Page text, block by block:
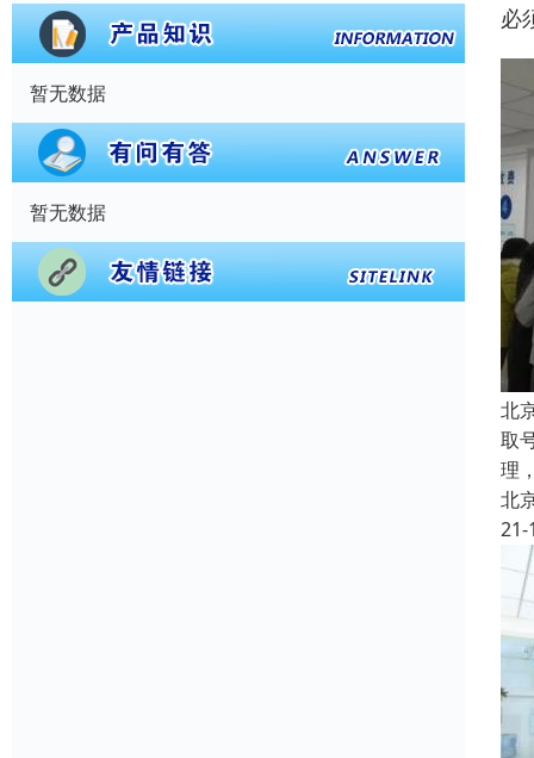
暂无数据
暂无数据
必
北
取
理
北
21-